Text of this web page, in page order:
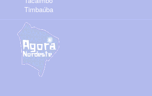
Timbaúba